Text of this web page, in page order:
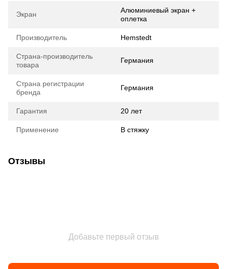
Экран
Алюминиевый экран +
оплетка
Производитель Hemstedt
Страна-производитель
товара
Германия
Страна регистрации
бренда
Германия
Гарантия 20 лет
Применение В стяжку
Отзывы
Добавьте первый отзыв